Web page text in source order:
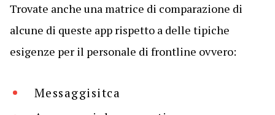
Trovate anche una matrice di comparazione di
alcune di queste app rispetto a delle tipiche
esigenze per il personale di frontline ovvero:
Messaggisitca